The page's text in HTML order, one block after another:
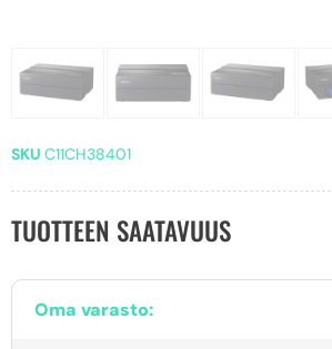
SKU C11CH38401
TUOTTEEN SAATAVUUS
Oma varasto: